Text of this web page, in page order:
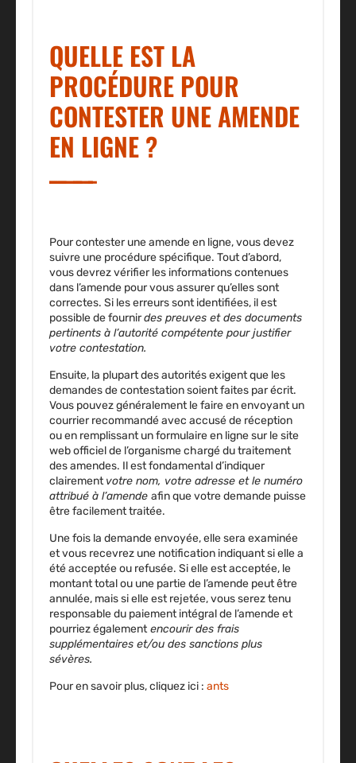
QUELLE EST LA
PROCÉDURE POUR
CONTESTER UNE AMENDE
EN LIGNE ?
Pour contester une amende en ligne,vous devez
suivre une procédure spécifique. Tout d’abord,
vous devrez vérifier les informations contenues
dans l’amende pour vous assurer qu’elles sont
correctes. Si les erreurs sont identifiées, il est
possible de fournirdes preuves et des documents
pertinents à l’autorité compétente pour justifier
votre contestation.
Ensuite, la plupart des autorités exigent que les
demandes de contestation soient faites par écrit.
Vous pouvez généralement le faireen envoyant un
courrier recommandé avec accusé de réception
ou en remplissant un formulaire en lignesur le site
web officiel de l’organisme chargé du traitement
des amendes. Il est fondamental d’indiquer
clairementvotre nom, votre adresse et le numéro
attribué à l’amende afin que votre demande puisse
être facilement traitée.
Une fois la demande envoyée, elle sera examinée
et vous recevrez une notification indiquant si elle a
été acceptée ou refusée. Si elle est acceptée, le
montant total ou une partie de l’amende peut être
annulée, mais si elle est rejetée, vous serez tenu
responsable du paiement intégral de l’amende et
pourriez égalementencourir des frais
supplémentaires et/ou des sanctions plus
sévères.
Pour en savoir plus, cliquez ici : ants